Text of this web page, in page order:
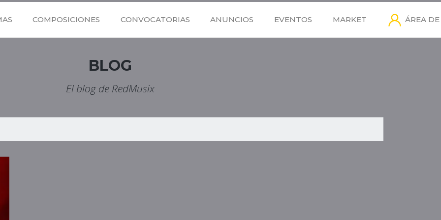
COMPOSICIONES CONVOCATORIAS ANUNCIOS EVENTOS MARKET ÁREA
BLOG
El blog de RedMusix